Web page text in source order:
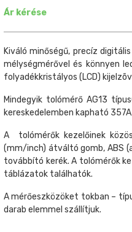
Ár kérése
Kiváló minőségű, precíz
mélységmérővel és könnyen
folyadékkristályos (LCD)
Mindegyik tolómérő AG13
kereskedelemben kapható
A tolómérők kezelőinek
(mm/inch) átváltó gomb, ABS
továbbító kerék. A tolómérők
táblázatok találhatók.
A mérőeszközöket tokban –
darab elemmel szállítjuk.